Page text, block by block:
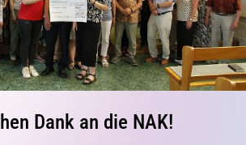
Dank an die NAK!